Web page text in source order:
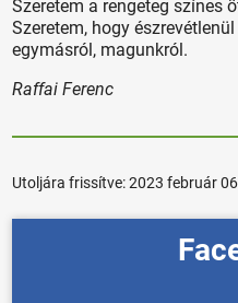
Szeretem a rengeteg színes
Szeretem, hogy
egymásról, magunkról.
Raffai Ferenc
Utoljára frissítve:2023 február